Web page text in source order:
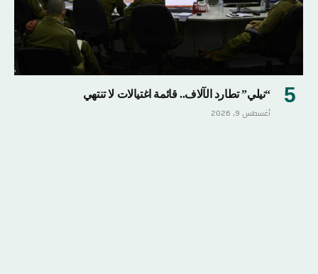
“نيلي” تطارد الآلاف.. قائمة اغتيالات لا تنتهي
أغسطس 9, 2026